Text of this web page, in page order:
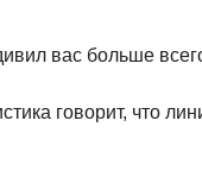
вас больше
говорит, что